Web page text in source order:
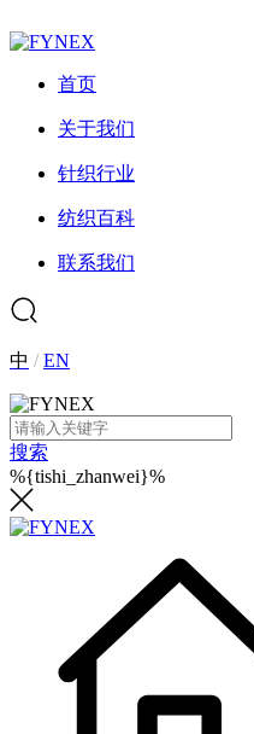
首页
关于我们
针织行业
纺织百科
联系我们
中 /EN
搜索
%{tishi_zhanwei}%